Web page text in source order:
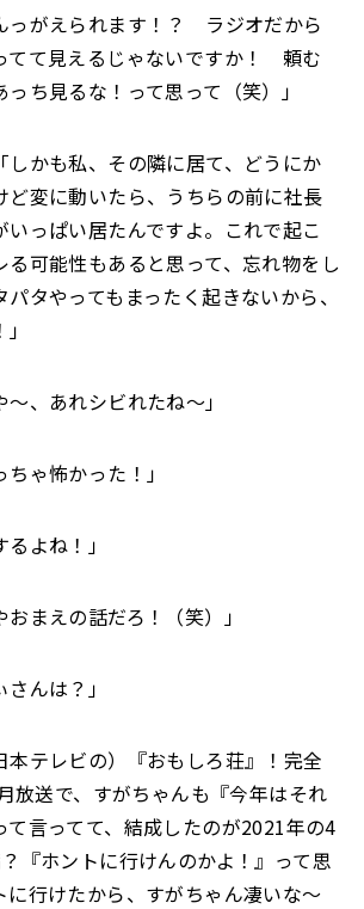
っがえられます！？ ラジオだから
てて見えるじゃないですか！ 頼む
ち見るな！って思って（笑）」
「しかも私、その隣に居て、どうにか
ど変に動いたら、うちらの前に社長
いっぱい居たんですよ。これで起こ
る可能性もあると思って、忘れ物をし
タやってもまったく起きないから、
～、あれシビれたね～」
ちゃ怖かった！」
るよね！」
おまえの話だろ！（笑）」
さんは？」
本テレビの）『おもしろ荘』！完全
放送で、すがちゃんも『今年はそれ
て言ってて、結成したのが2021年の4
『ホントに行けんのかよ！』って思
に行けたから、すがちゃん凄いな～